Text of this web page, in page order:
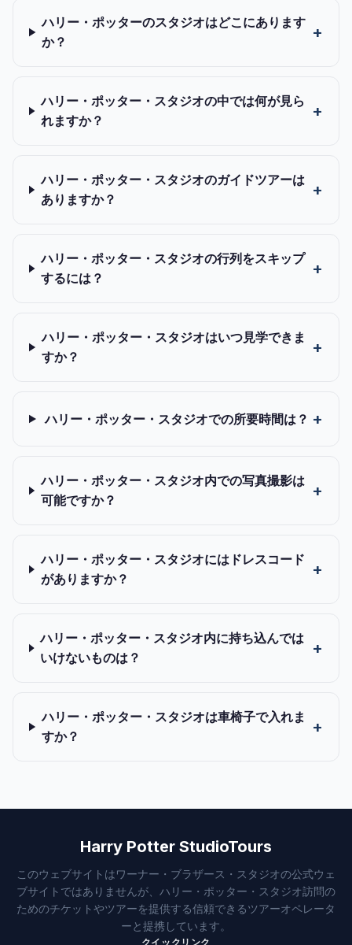
ハリー・ポッターのスタジオはどこにあります
か？
ハリー・ポッター・スタジオの中では何が見ら
れますか？
ハリー・ポッター・スタジオのガイドツアーは
ありますか？
ハリー・ポッター・スタジオの行列をスキップ
するには？
ハリー・ポッター・スタジオはいつ見学できま
すか？
ハリー・ポッター・スタジオでの所要時間は？
ハリー・ポッター・スタジオ内での写真撮影は
可能ですか？
ハリー・ポッター・スタジオにはドレスコード
がありますか？
ハリー・ポッター・スタジオ内に持ち込んでは
いけないものは？
ハリー・ポッター・スタジオは車椅子で入れま
すか？
Harry Potter StudioTours
このウェブサイトはワーナー・ブラザース・スタジオの公式ウェ
ブサイトではありませんが、ハリー・ポッター・スタジオ訪問の
ためのチケットやツアーを提供する信頼できるツアーオペレータ
ーと提携しています。
クイックリンク